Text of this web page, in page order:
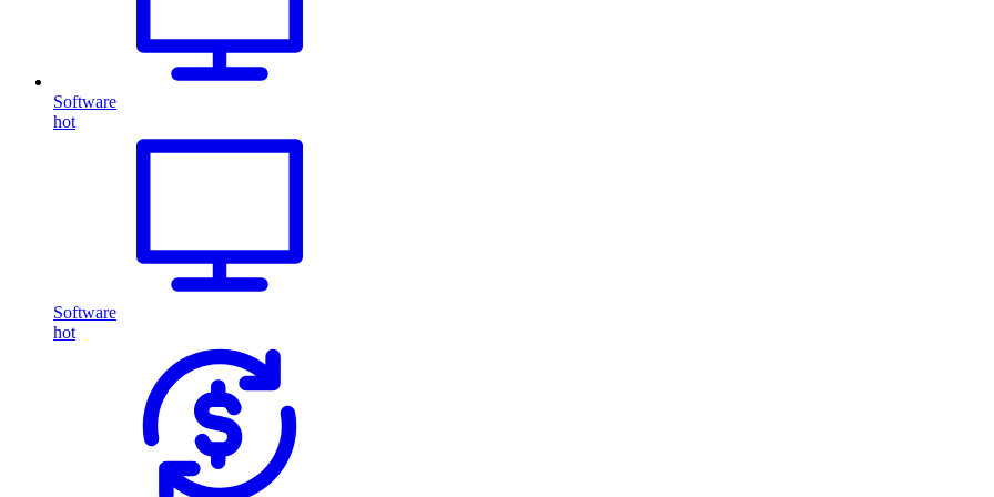
Software
hot
Software
hot